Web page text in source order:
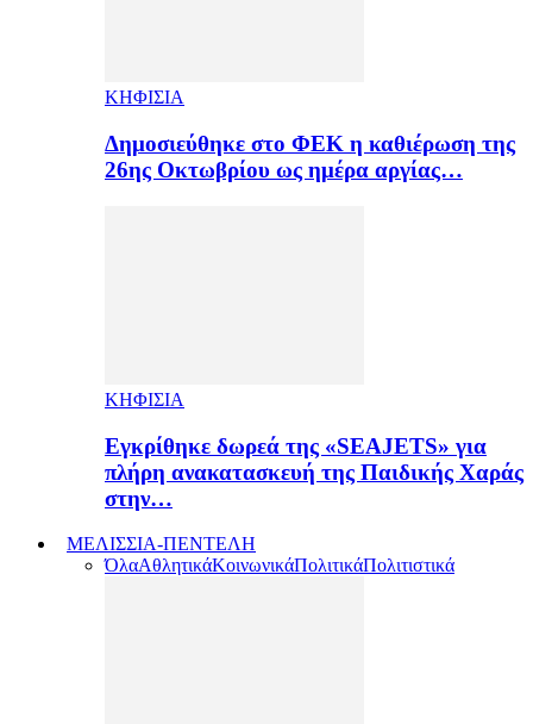
ΚΗΦΙΣΙΑ
Δημοσιεύθηκε στο ΦΕΚ η καθιέρωση της
26ης Οκτωβρίου ως ημέρα αργίας…
ΚΗΦΙΣΙΑ
Εγκρίθηκε δωρεά της «SEAJETS» για
πλήρη ανακατασκευή της Παιδικής Χαράς
στην…
ΜΕΛΙΣΣΙΑ-ΠΕΝΤΕΛΗ
ΌλαΑθλητικάΚοινωνικάΠολιτικάΠολιτιστικά